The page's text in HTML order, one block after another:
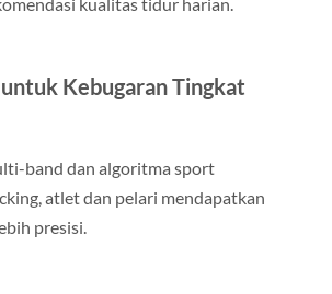
Kebugaran Tingkat
band dan algoritma sport
atlet dan pelari mendapatkan
presisi.